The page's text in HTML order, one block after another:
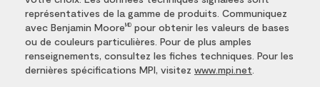
représentatives de la gamme de produits. Communiquez
avec Benjamin Moore MD pour obtenir les valeurs de bases
ou de couleurs particulières. Pour de plus amples
renseignements, consultez les fiches techniques. Pour les
dernières spécifications MPI, visitez www.mpi.net